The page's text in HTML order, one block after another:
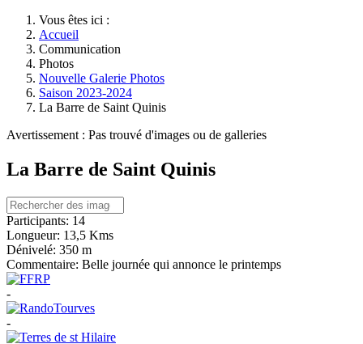
Vous êtes ici :
Accueil
Communication
Photos
Nouvelle Galerie Photos
Saison 2023-2024
La Barre de Saint Quinis
Avertissement : Pas trouvé d'images ou de galleries
La Barre de Saint Quinis
Participants: 14
Longueur: 13,5 Kms
Dénivelé: 350 m
Commentaire: Belle journée qui annonce le printemps
-
-